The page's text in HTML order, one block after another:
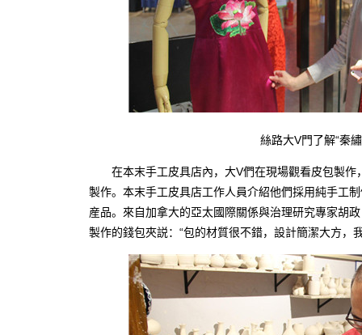
絲路大V門了解“秦繡
在本末手工皮具店內，大V們在現場觀看皮包製作
製作。本末手工皮具店工作人員介紹他們採用純手工
産品。來自加拿大的亞太國際關係與治理研究專家胡
製作的錢包夾説：“包的材質很不錯，設計簡潔大方，